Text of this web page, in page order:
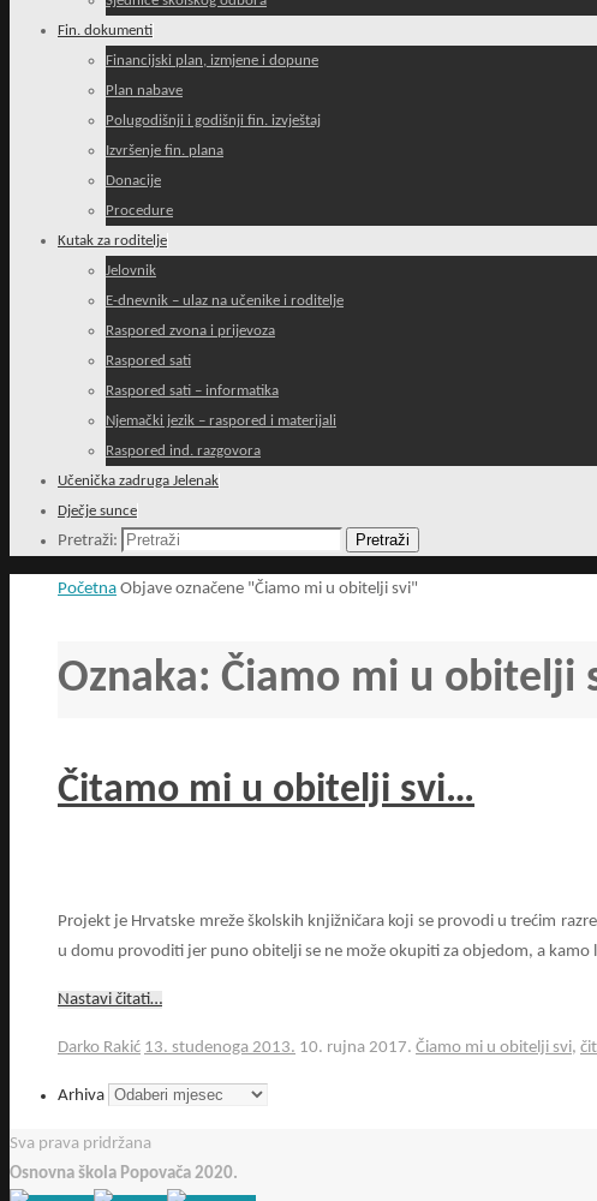
Fin. dokumenti
Financijski plan, izmjene i dopune
Plan nabave
Polugodišnji i godišnji fin. izvještaj
Izvršenje fin. plana
Donacije
Procedure
Kutak za roditelje
Jelovnik
E-dnevnik – ulaz na učenike i roditelje
Raspored zvona i prijevoza
Raspored sati
Raspored sati – informatika
Njemački jezik – raspored i materijali
Raspored ind. razgovora
Učenička zadruga Jelenak
Dječje sunce
Pretraži: Pretraži
Početna Objave označene "Čiamo mi u obitelji svi"
Oznaka: Čiamo mi u obitelji
Čitamo mi u obitelji svi…
Projekt je Hrvatske mreže školskih knjižničara koji se provodi u trećim
u domu provoditi jer puno obitelji se ne može okupiti za objedom, a kamo
Nastavi čitati…
Darko Rakić 13. studenoga 2013. 10. rujna 2017. Čiamo mi u obitelji svi,
Arhiva
Sva prava pridržana
Osnovna škola Popovača 2020.